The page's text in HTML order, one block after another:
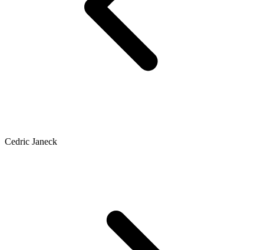
Cedric Janeck